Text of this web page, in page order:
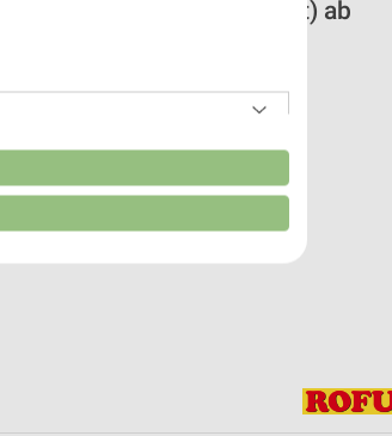
Landstuhl (Sickingenstadt) ab